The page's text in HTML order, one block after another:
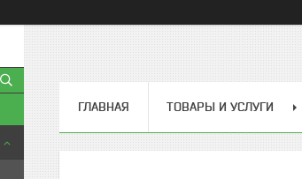
ГЛАВНАЯ ТОВАРЫ И УСЛУГИ